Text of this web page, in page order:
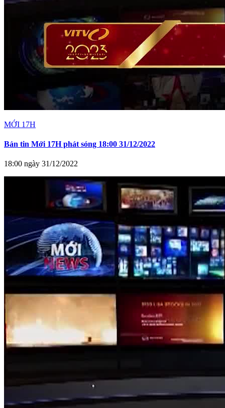
MỚI 17H
Bản tin Mới 17H phát sóng 18:00 31/12/2022
18:00 ngày 31/12/2022